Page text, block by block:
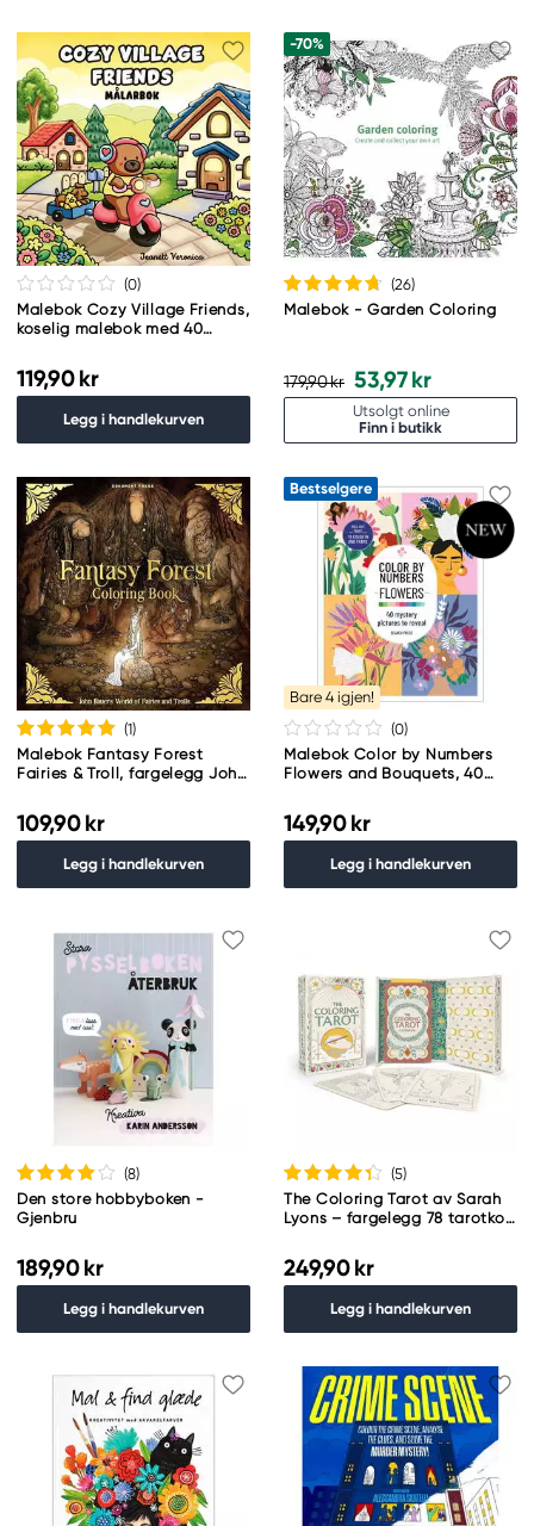
(0)
Malebok Cozy Village Friends,
koselig malebok med 40
cm
119,90 kr
Legg i handlekurven
-70%
(26)
Malebok - Garden Coloring
179,90 kr 53,97 kr
Utsolgt online
Finn i butikk
(1)
Malebok Fantasy Forest
Fairies & Troll, fargelegg John
sider
109,90 kr
Legg i handlekurven
Bestselgere
Bare 4 igjen!
(0)
Malebok Color by Numbers
Flowers and Bouquets, 40
149,90 kr
Legg i handlekurven
(8)
Den store hobbyboken -
Gjenbru
189,90 kr
Legg i handlekurven
(5)
The Coloring Tarot av Sarah
Lyons – fargelegg 78 tarotkort
249,90 kr
Legg i handlekurven